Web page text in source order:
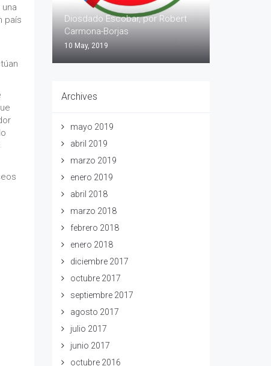
país
Diosdado Escobar, por Robert
Carmona-Borjas
10 May, 2019
Archives
mayo 2019
abril 2019
marzo 2019
enero 2019
abril 2018
marzo 2018
febrero 2018
enero 2018
diciembre 2017
octubre 2017
septiembre 2017
agosto 2017
julio 2017
junio 2017
octubre 2016